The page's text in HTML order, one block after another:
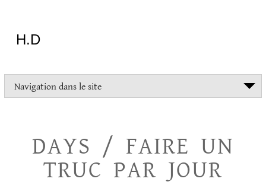
H.D
Navigation dans le site
DAYS / FAIRE UN
TRUC PAR JOUR